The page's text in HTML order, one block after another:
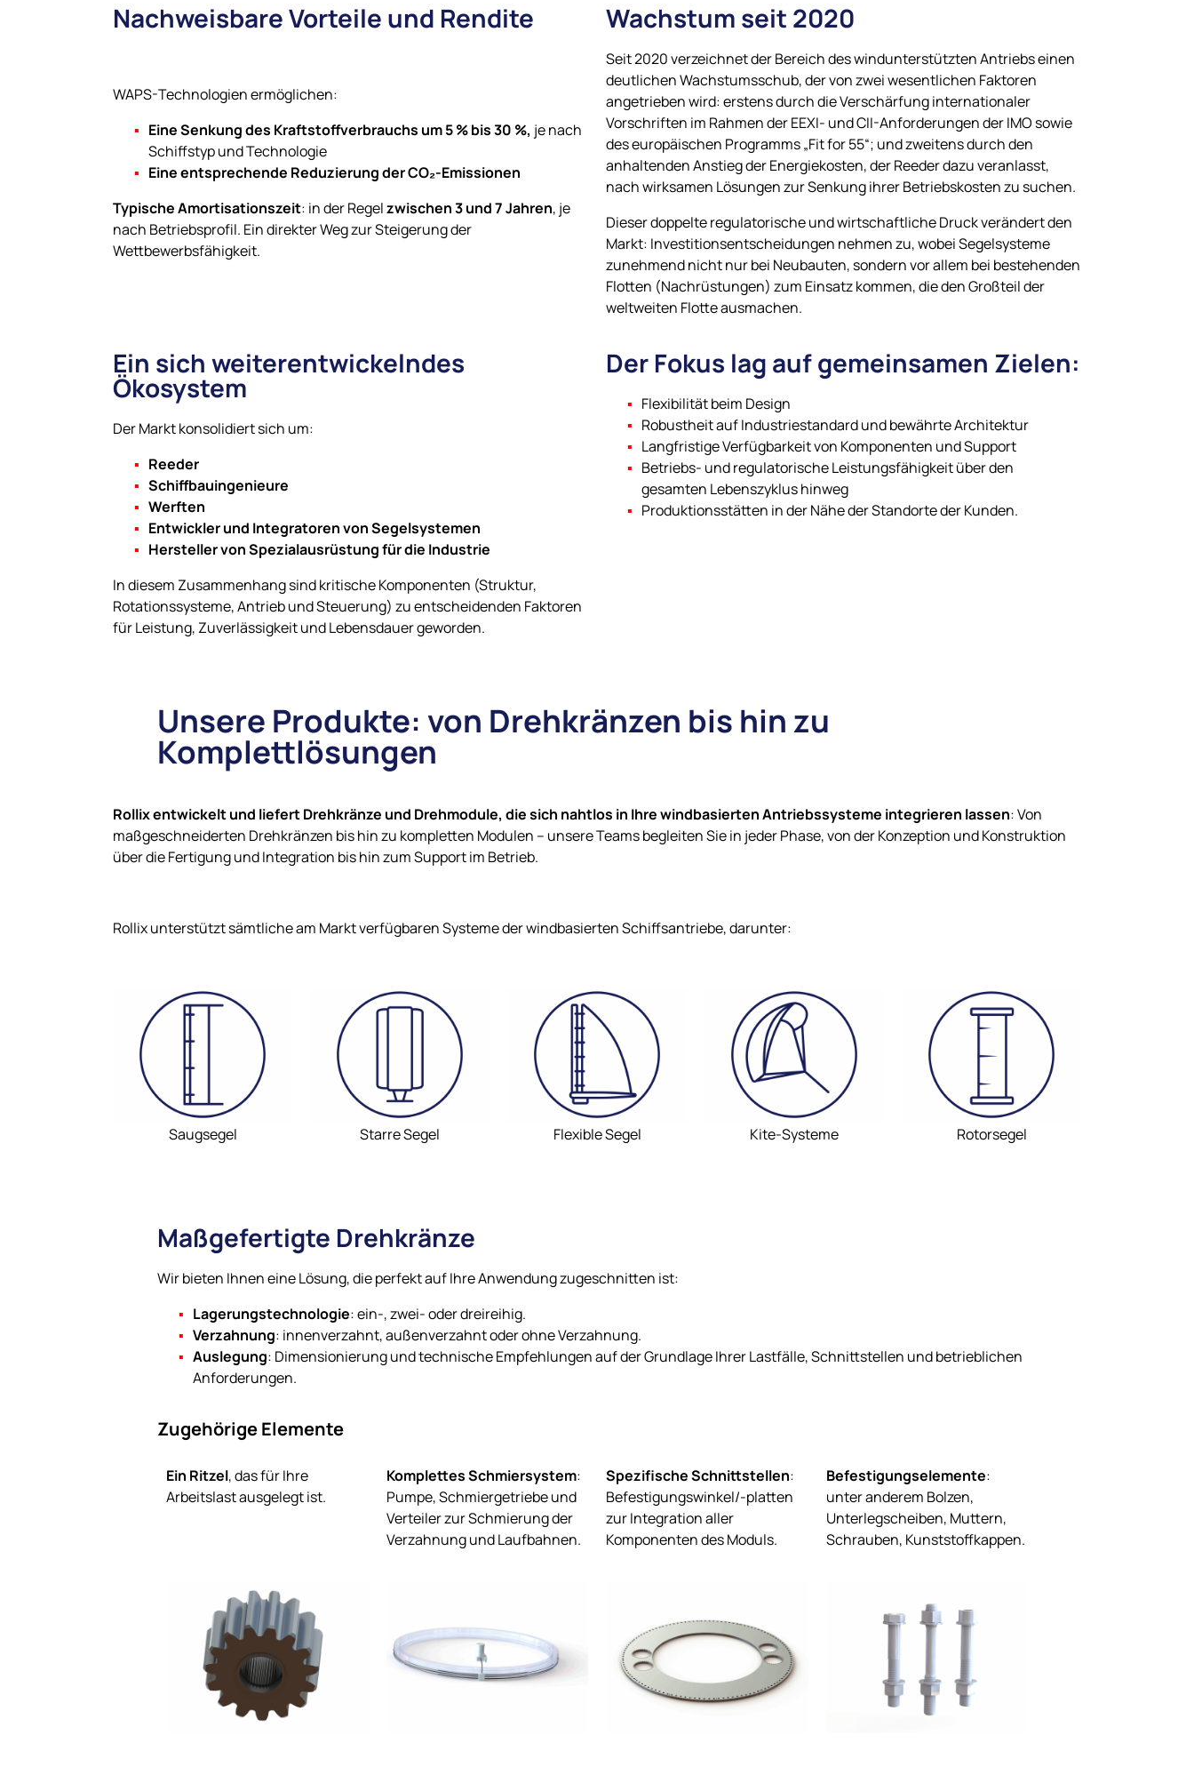
Nachweisbare Vorteile und Rendite
WAPS-Technologien ermöglichen:
Eine Senkung des Kraftstoffverbrauchs um 5 % bis 30 %, je nach
Schiffstyp und Technologie
Eine entsprechende Reduzierung der CO₂-Emissionen
Typische Amortisationszeit: in der Regelzwischen 3 und 7 Jahren, je
nach Betriebsprofil. Ein direkter Weg zur Steigerung der
Wettbewerbsfähigkeit.
Wachstum seit 2020
Seit 2020 verzeichnet der Bereich des windunterstützten Antriebs einen
deutlichen Wachstumsschub, der von zwei wesentlichen Faktoren
angetrieben wird: erstens durch die Verschärfung internationaler
Vorschriften im Rahmen der EEXI- und CII-Anforderungen der IMO sowie
des europäischen Programms „Fit for 55“; und zweitens durch den
anhaltenden Anstieg der Energiekosten, der Reeder dazu veranlasst,
nach wirksamen Lösungen zur Senkung ihrer Betriebskosten zu suchen.
Dieser doppelte regulatorische und wirtschaftliche Druck verändert den
Markt: Investitionsentscheidungen nehmen zu, wobei Segelsysteme
zunehmend nicht nur bei Neubauten, sondern vor allem bei bestehenden
Flotten (Nachrüstungen) zum Einsatz kommen, die den Großteil der
weltweiten Flotte ausmachen.
Ein sich weiterentwickelndes
Ökosystem
Der Markt konsolidiert sich um:
Reeder
Schiffbauingenieure
Werften
Entwickler und Integratoren von Segelsystemen
Hersteller von Spezialausrüstung für die Industrie
In diesem Zusammenhang sind kritische Komponenten (Struktur,
Rotationssysteme, Antrieb und Steuerung) zu entscheidenden Faktoren
für Leistung, Zuverlässigkeit und Lebensdauer geworden.
Der Fokus lag auf gemeinsamen Zielen:
Flexibilität beim Design
Robustheit auf Industriestandard und bewährte Architektur
Langfristige Verfügbarkeit von Komponenten und Support
Betriebs- und regulatorische Leistungsfähigkeit über den
gesamten Lebenszyklus hinweg
Produktionsstätten in der Nähe der Standorte der Kunden.
Unsere Produkte: von Drehkränzen bis hin zu
Komplettlösungen
Rollix entwickelt und liefert Drehkränze und Drehmodule, die sich nahtlos in Ihre windbasierten Antriebssysteme integrieren lassen: Von
maßgeschneiderten Drehkränzen bis hin zu kompletten Modulen – unsere Teams begleiten Sie in jeder Phase, von der Konzeption und Konstruktion
über die Fertigung und Integration bis hin zum Support im Betrieb.
Rollix unterstützt sämtliche am Markt verfügbaren Systeme der windbasierten Schiffsantriebe, darunter:
Saugsegel Starre Segel Flexible Segel Kite-Systeme Rotorsegel
Maßgefertigte Drehkränze
Wir bieten Ihnen eine Lösung, die perfekt auf Ihre Anwendung zugeschnitten ist:
Lagerungstechnologie: ein-, zwei- oder dreireihig.
Verzahnung: innenverzahnt, außenverzahnt oder ohne Verzahnung.
Auslegung: Dimensionierung und technische Empfehlungen auf der Grundlage Ihrer Lastfälle, Schnittstellen und betrieblichen
Anforderungen.
Zugehörige Elemente
Ein Ritzel, das für Ihre
Arbeitslast ausgelegt ist.
Komplettes Schmiersystem:
Pumpe, Schmiergetriebe und
Verteiler zur Schmierung der
Verzahnung und Laufbahnen.
Spezifische Schnittstellen:
Befestigungswinkel/-platten
zur Integration aller
Komponenten des Moduls.
Befestigungselemente:
unter anderem Bolzen,
Unterlegscheiben, Muttern,
Schrauben, Kunststoffkappen.